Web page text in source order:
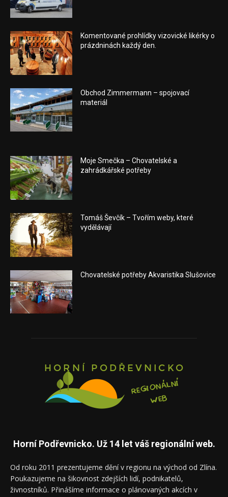
Komentované prohlídky vizovické likérky o
prázdninách každý den.
Obchod Zimmermann – spojovací
materiál
Moje Smečka – Chovatelské a
zahrádkářské potřeby
Tomáš Ševčík – Tvořím weby, které
vydělávají
Chovatelské potřeby Akvaristika Slušovice
Horní Podřevnicko. Už 14 let váš regionální web.
Od roku 2011 prezentujeme dění v regionu na východ od Zlína.
Poukazujeme na šikovnost zdejších lidí, podnikatelů,
živnostníků. Přinášíme informace o plánovaných akcích v